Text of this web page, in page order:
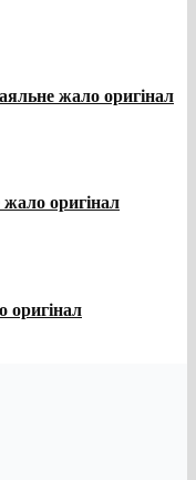
жало оригінал
оригінал
оригінал